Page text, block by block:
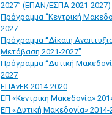
2027” (ΕΠΑΝ/ΕΣΠΑ 2021-2027)
Πρόγραμμα “Κεντρική
2027
Πρόγραμμα “Δίκαιη
Μετάβαση 2021-2027”
Πρόγραμμα “Δυτική
2027
ΕΠΑνΕΚ 2014-2020
ΕΠ «Kεντρική Μακεδονία»
ΕΠ «Δυτική Μακεδονία» 2014-